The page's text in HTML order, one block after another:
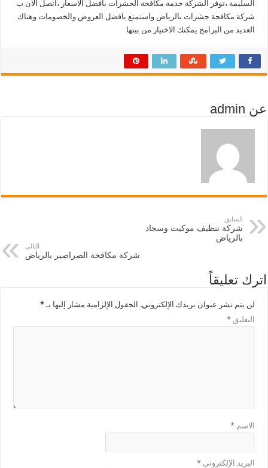
السليمة ،توفر الشركة خدمة مكافحة الحشرات بافضل الاسعار ،اتصل الان ب
شركة مكافحة حشرات بالرياض واستمتع بافضل العروض والخصومات وهناك
العديد من البرامج يمكنك الاختيار من بينها
عن admin
السابق
شركة تنظيف موكيت وسجاد
بالرياض
التالي
شركة مكافحة الصراصير بالرياض
اترك تعليقاً
لن يتم نشر عنوان بريدك الإلكتروني. الحقول الإلزامية مشار إليها بـ*
التعليق*
الاسم*
البريد الإلكتروني*